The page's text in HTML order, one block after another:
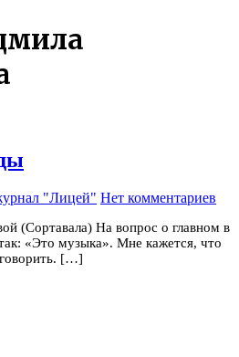
"Лицей" Нет комментариев
(Сортавала) На вопрос о главном в
«Это музыка». Мне кажется, что
[…]